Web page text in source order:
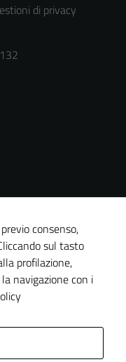
di privacy
consenso,
sul tasto
profilazione,
navigazione con i